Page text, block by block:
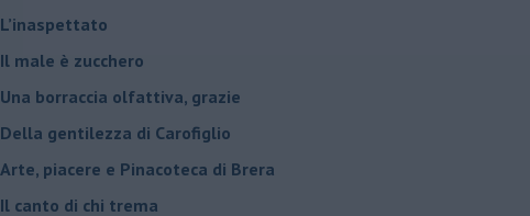
​L’inaspettato
​Il male è zucchero
​Una borraccia olfattiva, grazie
​Della gentilezza di Carofiglio
Arte, piacere e Pinacoteca di Brera
​Il canto di chi trema